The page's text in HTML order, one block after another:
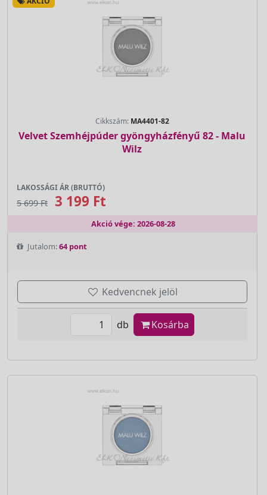
Cikkszám: MA4401-82
Velvet Szemhéjpúder gyöngyházfényű 82 - Malu
Wilz
LAKOSSÁGI ÁR (BRUTTÓ)
5 699 Ft 3 199 Ft
Akció vége: 2026-08-28
Jutalom:64 pont
Kedvencnek jelöl
db Kosárba